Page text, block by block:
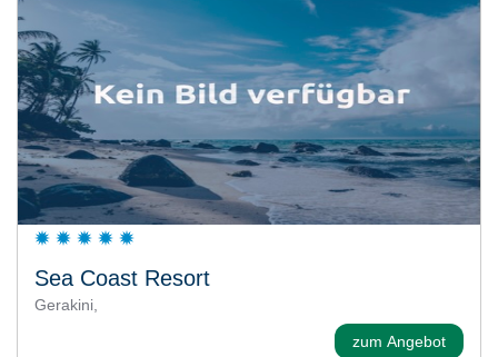
Sea Coast Resort
Gerakini,
zum Angebot